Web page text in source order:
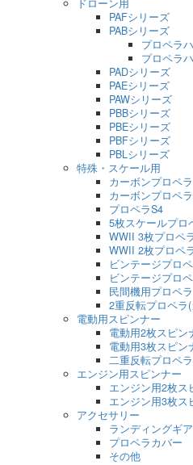
ドローン用
PAFシリーズ
PABシリーズ
プロペラ
プロペラ
PADシリーズ
PAEシリーズ
PAWシリーズ
PBBシリーズ
PBEシリーズ
PBFシリーズ
PBLシリーズ
特殊・スケール用
カーボンプロペ
カーボンプロペ
プロペラS4
5枚スケールプロ
WWII 3枚プロペ
WWII 2枚プロペ
ビンテージプロ
ビンテージプロ
民間機用プロペ
2重反転プロペラ
電動用スピンナー
電動用2枚スピン
電動用3枚スピン
二重反転プロペ
エンジン用スピンナー
エンジン用2枚ス
エンジン用3枚ス
アクセサリー
ランディングギア
プロペラカバー
その他